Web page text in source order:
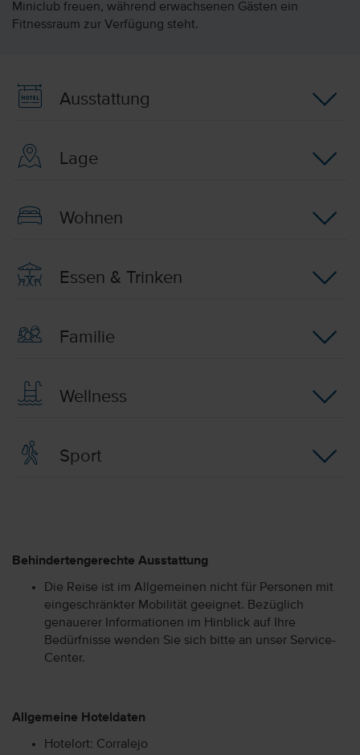
Miniclub freuen, während erwachsenen Gästen ein
Fitnessraum zur Verfügung steht.
Ausstattung
Lage
Wohnen
Essen & Trinken
Familie
Wellness
Sport
Behindertengerechte Ausstattung
Die Reise ist im Allgemeinen nicht für Personen mit
eingeschränkter Mobilität geeignet. Bezüglich
genauerer Informationen im Hinblick auf Ihre
Bedürfnisse wenden Sie sich bitte an unser Service-
Center.
Allgemeine Hoteldaten
Hotelort: Corralejo